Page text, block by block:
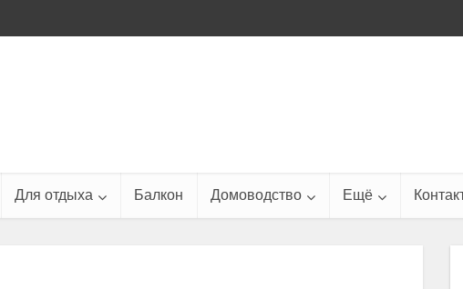
Для отдыха Балкон Домоводство Ещё